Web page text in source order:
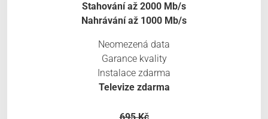
Stahování až 2000 Mb/s
Nahrávání až 1000 Mb/s
Neomezená data
Garance kvality
Instalace zdarma
Televize zdarma